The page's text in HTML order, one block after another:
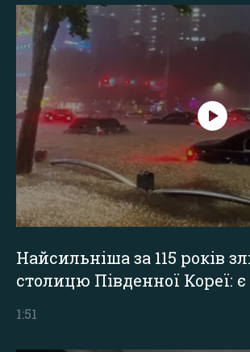
Найсильніша за 115 років
столицю Південної Кореї:
1:51